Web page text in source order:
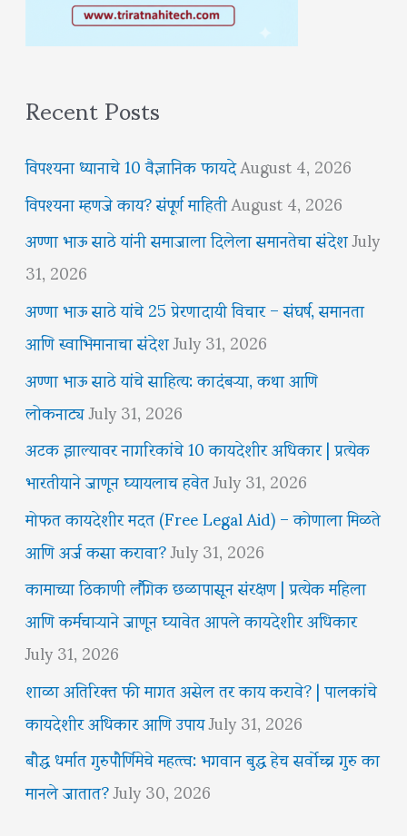
Recent Posts
विपश्यना ध्यानाचे 10 वैज्ञानिक फायदेAugust 4, 2026
विपश्यना म्हणजे काय? संपूर्ण माहितीAugust 4, 2026
अण्णा भाऊ साठे यांनी समाजाला दिलेला समानतेचा संदेशJuly
31, 2026
अण्णा भाऊ साठे यांचे 25 प्रेरणादायी विचार – संघर्ष, समानता
आणि स्वाभिमानाचा संदेशJuly 31, 2026
अण्णा भाऊ साठे यांचे साहित्य: कादंबऱ्या, कथा आणि
लोकनाट्यJuly 31, 2026
अटक झाल्यावर नागरिकांचे 10 कायदेशीर अधिकार | प्रत्येक
भारतीयाने जाणून घ्यायलाच हवेतJuly 31, 2026
मोफत कायदेशीर मदत (Free Legal Aid) – कोणाला मिळते
आणि अर्ज कसा करावा?July 31, 2026
कामाच्या ठिकाणी लैंगिक छळापासून संरक्षण | प्रत्येक महिला
आणि कर्मचाऱ्याने जाणून घ्यावेत आपले कायदेशीर अधिकार
July 31, 2026
शाळा अतिरिक्त फी मागत असेल तर काय करावे? | पालकांचे
कायदेशीर अधिकार आणि उपायJuly 31, 2026
बौद्ध धर्मात गुरुपौर्णिमेचे महत्त्व: भगवान बुद्ध हेच सर्वोच्च गुरु का
मानले जातात?July 30, 2026